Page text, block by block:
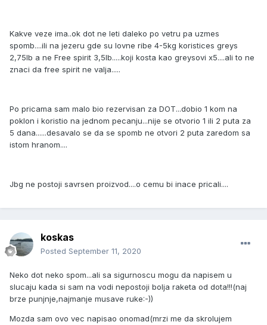
Kakve veze ima..ok dot ne leti daleko po vetru pa uzmes
spomb....ili na jezeru gde su lovne ribe 4-5kg koristices greys
2,75lb a ne Free spirit 3,5lb.....koji kosta kao greysovi x5....ali to ne
znaci da free spirit ne valja.....
Po pricama sam malo bio rezervisan za DOT...dobio 1 kom na
poklon i koristio na jednom pecanju...nije se otvorio 1 ili 2 puta za
5 dana......desavalo se da se spomb ne otvori 2 puta zaredom sa
istom hranom....
Jbg ne postoji savrsen proizvod....o cemu bi inace pricali....
koskas
Posted September 11, 2020
Neko dot neko spom...ali sa sigurnoscu mogu da napisem u
slucaju kada si sam na vodi nepostoji bolja raketa od dota!!!(naj
brze punjnje,najmanje musave ruke:-))
Mozda sam ovo vec napisao onomad(mrzi me da skrolujem